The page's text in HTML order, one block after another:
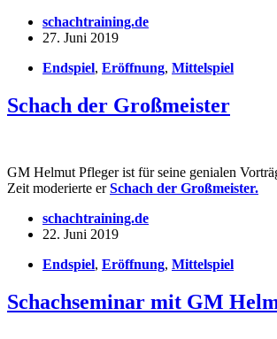
schachtraining.de
27. Juni 2019
Endspiel, Eröffnung, Mittelspiel
Schach der Großmeister
GM Helmut Pfleger ist für seine genialen
Zeit moderierte erSchach der Großmeister.
schachtraining.de
22. Juni 2019
Endspiel, Eröffnung, Mittelspiel
Schachseminar mit GM